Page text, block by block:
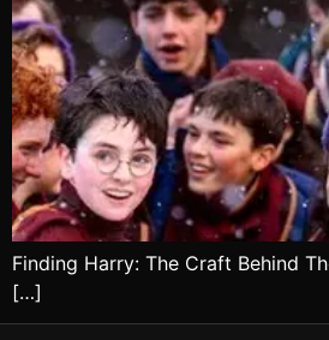
Finding Harry: The Craft Behind
[…]